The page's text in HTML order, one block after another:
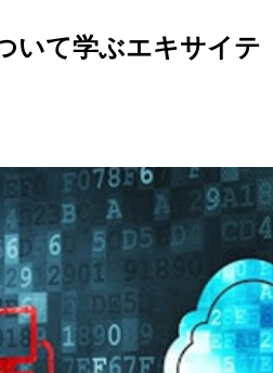
いて学ぶエキサイテ